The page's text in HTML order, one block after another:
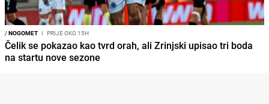
/NOGOMET I PRIJE OKO 15H
Čelik se pokazao kao tvrd orah, ali Zrinjski upisao tri boda
na startu nove sezone